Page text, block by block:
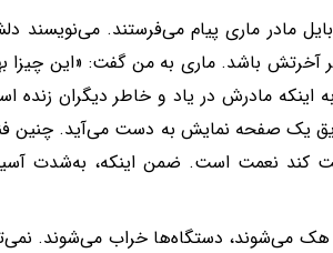
مادر ماری پیام می‌فرستند‌. می‌نویسند
آخرتش باشد. ماری به من گفت: «این چیزا
اینکه مادرش در یاد و خاطر دیگران زنده
یک صفحه نمایش به دست می‌آید. چنین
ثبت کند نعمت است. ضمن اینکه، به‌شدت
می‌شوند، دستگاه‌ها خراب می‌شوند.